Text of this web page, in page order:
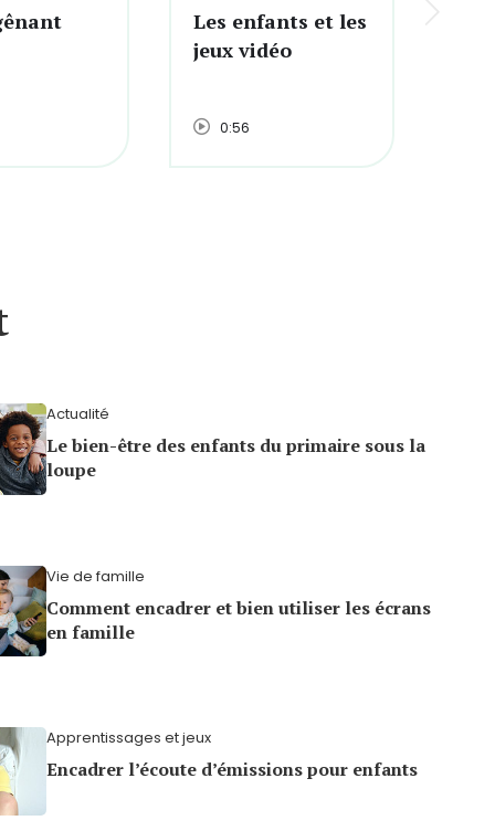
Les enfants et les
jeux vidéo
0:56
Actualité
Le bien-être des enfants du primaire sous la
loupe
Vie de famille
Comment encadrer et bien utiliser les écrans
en famille
Apprentissages et jeux
Encadrer l’écoute d’émissions pour enfants